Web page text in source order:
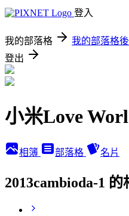
登入
我的部落格 我的部落格
登出
小米Love
相簿 部落格 名片
2013cambioda-1 的